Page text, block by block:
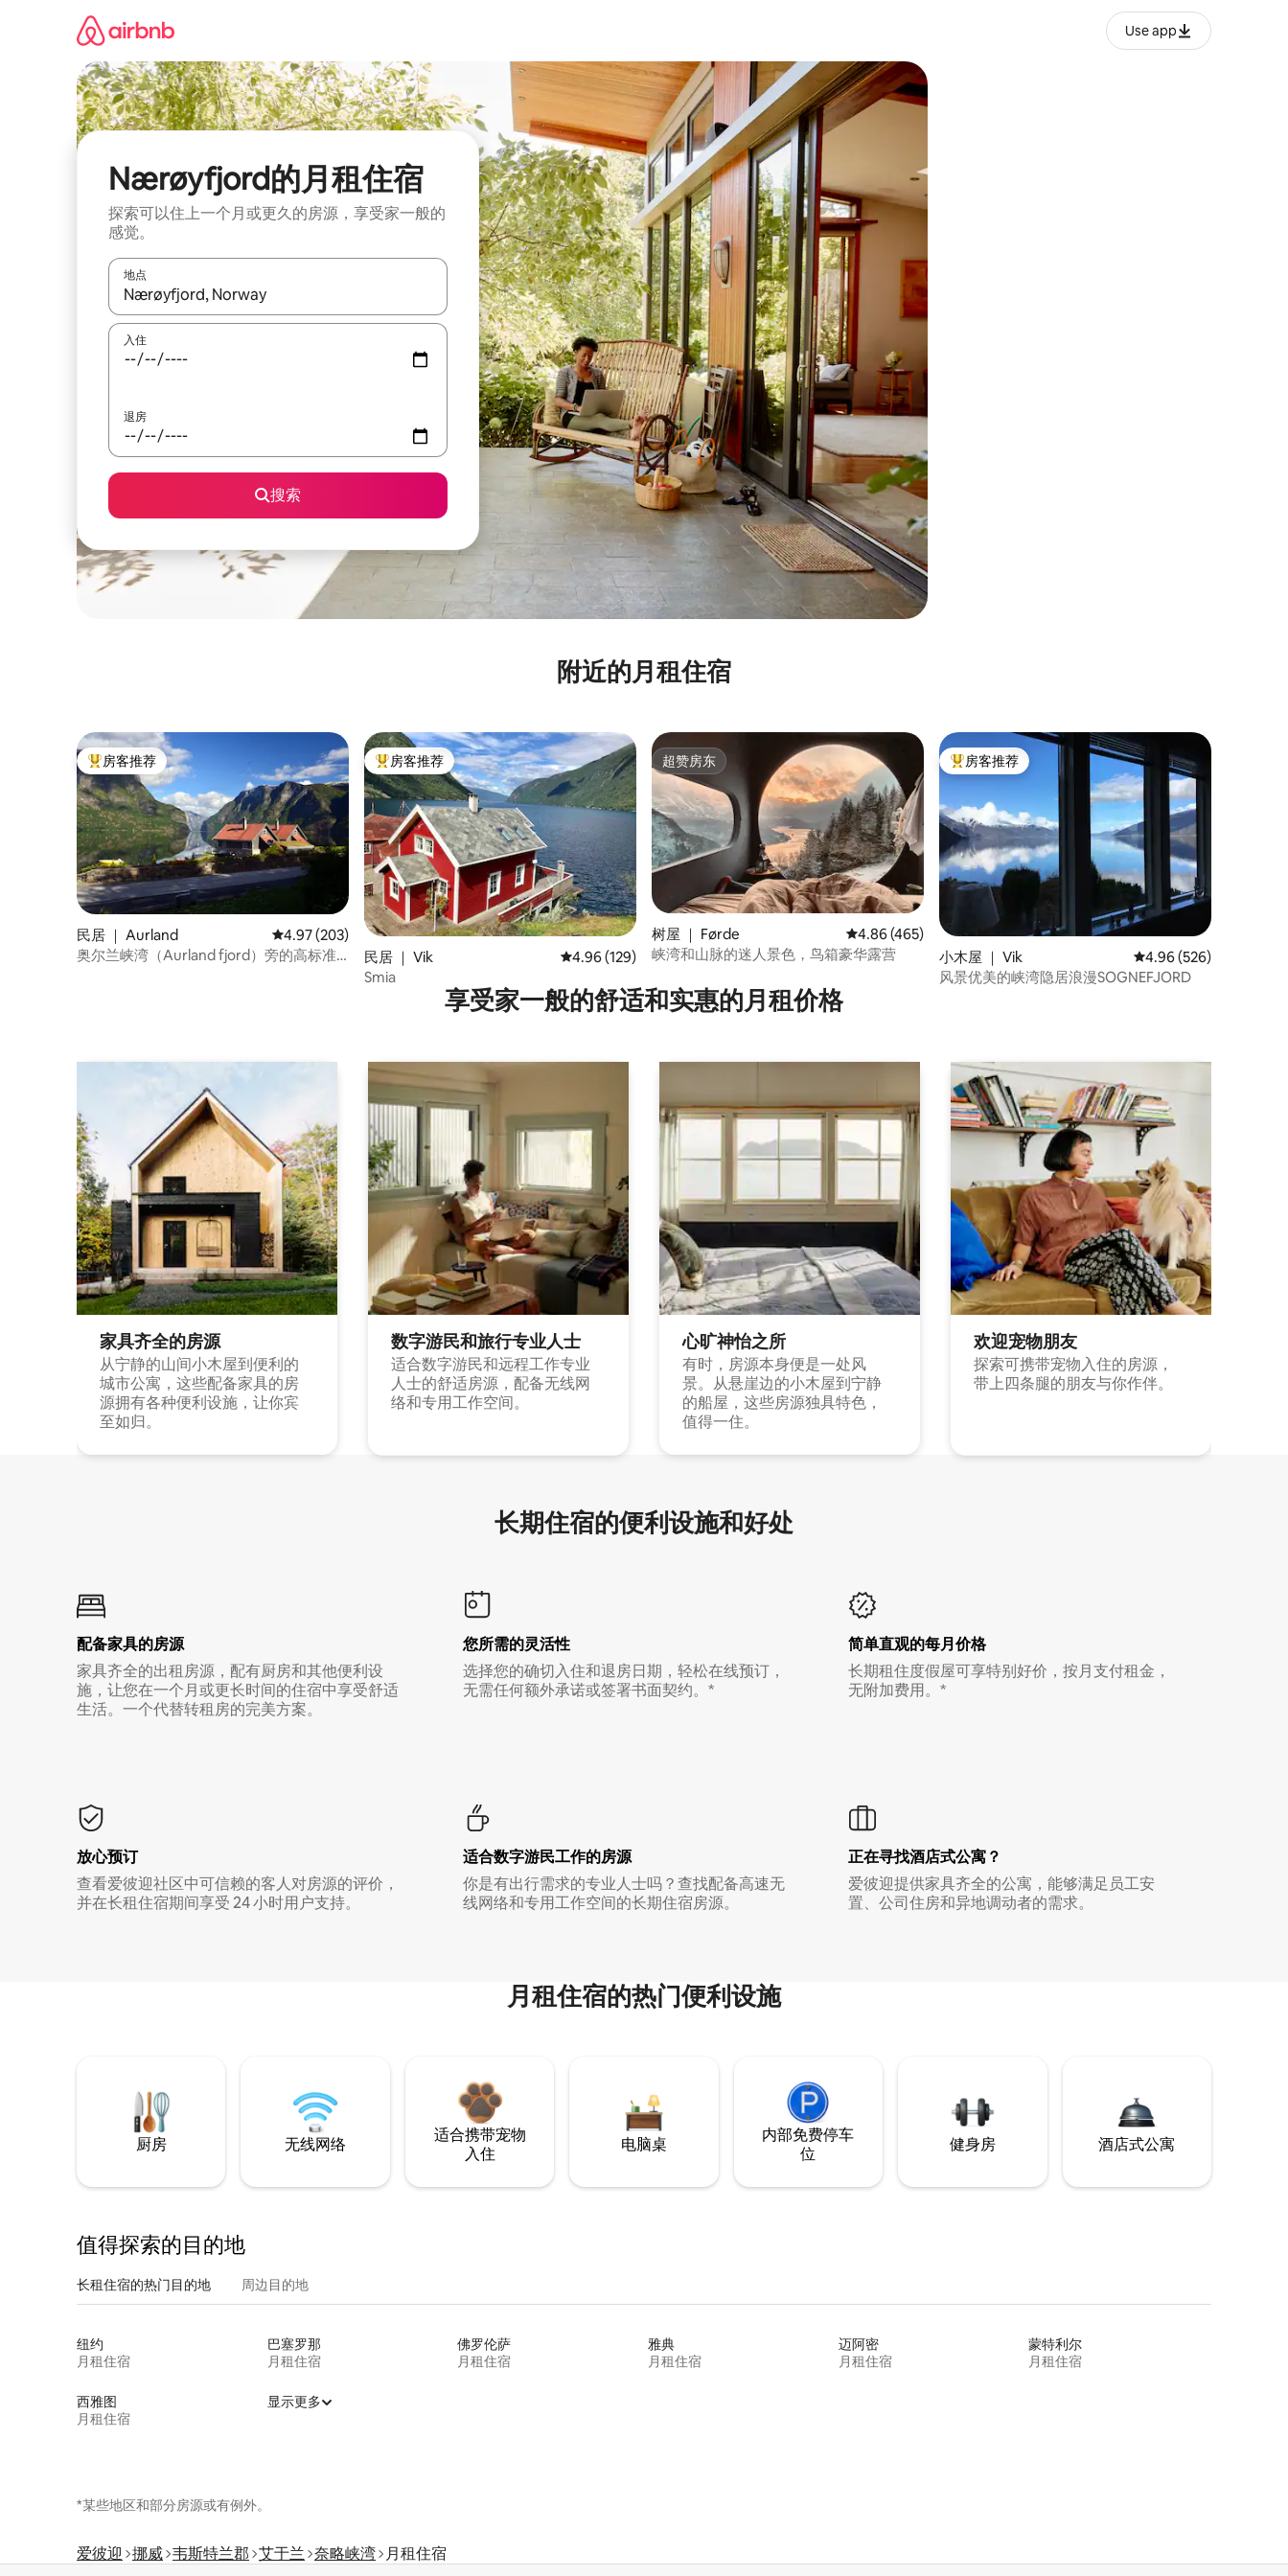
Use app
Nærøyfjord的月租住宿
探索可以住上一个月或更久的房源，享受家一般的
感觉。
地点
如有搜索结果，请使用上下方向键查看，或通过点击或滑动手势浏览。
入住
退房
搜索
附近的月租住宿
热门「房客推荐」
房客推荐
民居 ｜ Aurland 平均评分 4.97 分（满分 5 分），共 203 条评价
4.97 (203)
奥尔兰峡湾（Aurland fjord）旁的高标准
热门「房客推荐」
房客推荐
民居 ｜ Vik 平均评分 4.96 分（满分 5 分），共 129 条评价
4.96 (129)
Smia
超赞房东
超赞房东
树屋 ｜ Førde 平均评分 4.86 分（满分 5 分），共 465 条评价
4.86 (465)
峡湾和山脉的迷人景色，鸟箱豪华露营
热门「房客推荐」
房客推荐
小木屋 ｜ Vik 平均评分 4.96 分（满
4.96 (526)
风景优美的峡湾隐居浪漫SOGNEFJORD
享受家一般的舒适和实惠的月租价格
家具齐全的房源
从宁静的山间小木屋到便利的
城市公寓，这些配备家具的房
源拥有各种便利设施，让你宾
至如归。
数字游民和旅行专业人士
适合数字游民和远程工作专业
人士的舒适房源，配备无线网
络和专用工作空间。
心旷神怡之所
有时，房源本身便是一处风
景。从悬崖边的小木屋到宁静
的船屋，这些房源独具特色，
值得一住。
欢迎宠物朋友
探索可携带宠物入住的房源，
带上四条腿的朋友与你作伴。
长期住宿的便利设施和好处
配备家具的房源
家具齐全的出租房源，配有厨房和其他便利设
施，让您在一个月或更长时间的住宿中享受舒适
生活。一个代替转租房的完美方案。
您所需的灵活性
选择您的确切入住和退房日期，轻松在线预订，
无需任何额外承诺或签署书面契约。*
简单直观的每月价格
长期租住度假屋可享特别好价，按月支付租金，
无附加费用。*
放心预订
查看爱彼迎社区中可信赖的客人对房源的评价，
并在长租住宿期间享受 24 小时用户支持。
适合数字游民工作的房源
你是有出行需求的专业人士吗？查找配备高速无
线网络和专用工作空间的长期住宿房源。
正在寻找酒店式公寓？
爱彼迎提供家具齐全的公寓，能够满足员工安
置、公司住房和异地调动者的需求。
月租住宿的热门便利设施
厨房 无线网络
适合携带宠物
入住
电脑桌
内部免费停车
位
健身房 酒店式公寓
值得探索的目的地
长租住宿的热门目的地 周边目的地
纽约
月租住宿
巴塞罗那
月租住宿
佛罗伦萨
月租住宿
雅典
月租住宿
迈阿密
月租住宿
蒙特利尔
月租住宿
西雅图
月租住宿
显示更多
*某些地区和部分房源或有例外。
爱彼迎 挪威 韦斯特兰郡 艾于兰 奈略峡湾 月租住宿